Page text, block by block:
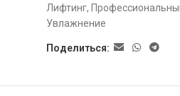
Лифтинг,
Увлажнение
Поделиться: